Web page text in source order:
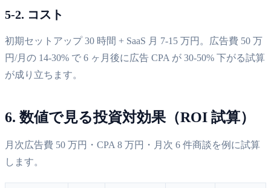
5-2. コスト
初期セットアップ 30 時間 + SaaS 月 7-15 万円。広告費 50 万
円/月の 14-30% で 6 ヶ月後に広告 CPA が 30-50% 下がる試算
が成り立ちます。
6. 数値で見る投資対効果（ROI 試算）
月次広告費 50 万円・CPA 8 万円・月次 6 件商談を例に試算
します。